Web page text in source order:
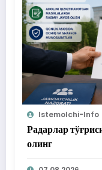
Istemolchi-Info
Радарлар
олинг